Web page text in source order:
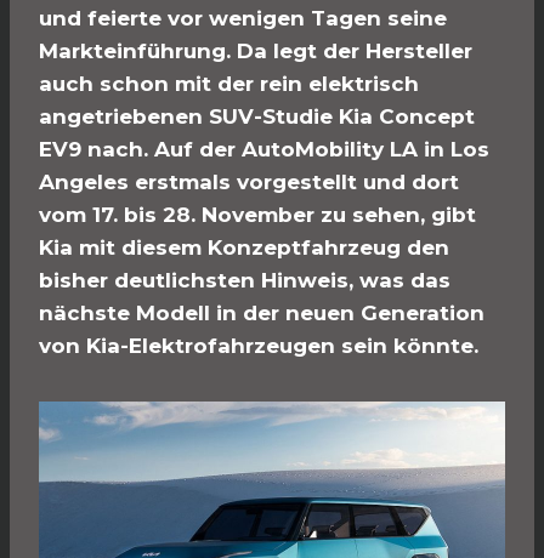
und feierte vor wenigen Tagen seine
Markteinführung. Da legt der Hersteller
auch schon mit der rein elektrisch
angetriebenen SUV-Studie Kia Concept
EV9 nach. Auf der AutoMobility LA in Los
Angeles erstmals vorgestellt und dort
vom 17. bis 28. November zu sehen, gibt
Kia mit diesem Konzeptfahrzeug den
bisher deutlichsten Hinweis, was das
nächste Modell in der neuen Generation
von Kia-Elektrofahrzeugen sein könnte.